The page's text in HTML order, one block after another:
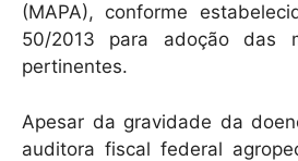
(MAPA), conforme
50/2013 para adoção das
pertinentes.
Apesar da gravidade da
auditora fiscal federal